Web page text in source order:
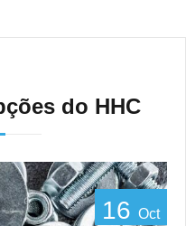
do HHC
16 Oct